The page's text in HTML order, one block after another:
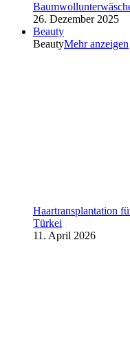
26. Dezember 2025
Beauty
BeautyMehr anzeigen
Haartransplantation
Türkei
11. April 2026